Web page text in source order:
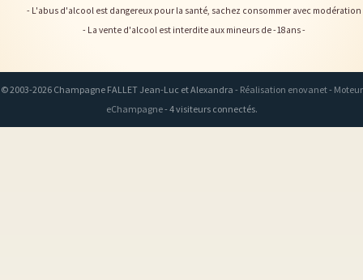
- L'abus d'alcool est dangereux pour la santé, sachez consommer avec modération
- La vente d'alcool est interdite aux mineurs de -18ans -
© 2003-2026 Champagne FALLET Jean-Luc et Alexandra - Réalisation enovanet- Moteur
eChampagne- 4 visiteurs connectés.